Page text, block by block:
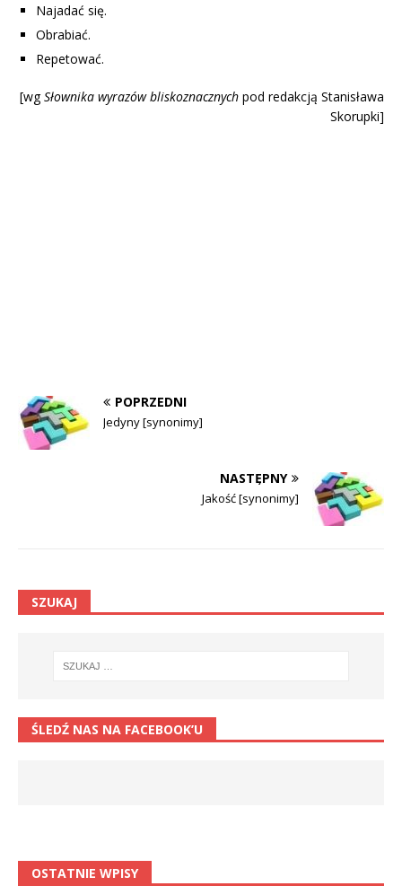
Najadać się.
Obrabiać.
Repetować.
[wgSłownika wyrazów bliskoznacznych pod redakcją Stanisława
Skorupki]
POPRZEDNI
Jedyny [synonimy]
NASTĘPNY
Jakość [synonimy]
SZUKAJ
ŚLEDŹ NAS NA FACEBOOK’U
OSTATNIE WPISY